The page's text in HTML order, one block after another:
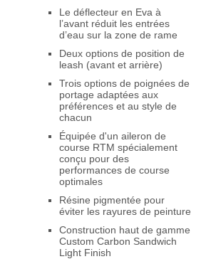
Le déflecteur en Eva à
l’avant réduit les entrées
d’eau sur la zone de rame
Deux options de position de
leash (avant et arrière)
Trois options de poignées de
portage adaptées aux
préférences et au style de
chacun
Équipée d'un aileron de
course RTM spécialement
conçu pour des
performances de course
optimales
Résine pigmentée pour
éviter les rayures de peinture
Construction haut de gamme
Custom Carbon Sandwich
Light Finish